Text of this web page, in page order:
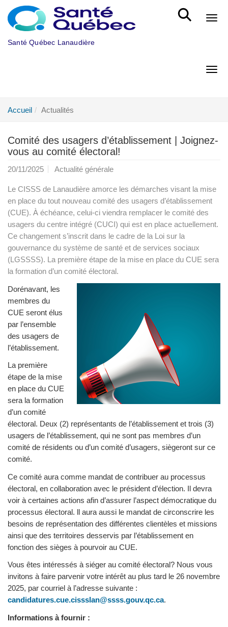
Aller au menu principal
Santé Québec Lanaudière
Accueil Actualités
Comité des usagers d’établissement | Joignez-
vous au comité électoral!
20/11/2025 Actualité générale
Le CISSS de Lanaudière amorce les démarches visant la mise
en place du tout nouveau comité des usagers d’établissement
(CUE). À échéance, celui-ci viendra remplacer le comité des
usagers du centre intégré (CUCI) qui est en place actuellement.
Ce changement s’inscrit dans le cadre de la Loi sur la
gouvernance du système de santé et de services sociaux
(LGSSSS). La première étape de la mise en place du CUE sera
la formation d’un comité électoral.
Dorénavant, les
membres du
CUE seront élus
par l’ensemble
des usagers de
l’établissement.
La première
étape de la mise
en place du CUE
sera la formation
d’un comité
électoral. Deux (2) représentants de l’établissement et trois (3)
usagers de l’établissement, qui ne sont pas membres d’un
comité de résidents ou d’un comité d’usagers, siègeront sur ce
comité.
Ce comité aura comme mandat de contribuer au processus
électoral, en collaboration avec le président d’élection. Il devra
voir à certaines actions afin d’assurer l’aspect démocratique du
processus électoral. ll aura aussi le mandat de circonscrire les
besoins de représentation des différentes clientèles et missions
ainsi que des territoires desservis par l’établissement en
fonction des sièges à pourvoir au CUE.
Vous êtes intéressés à siéger au comité électoral? Nous vous
invitons à faire parvenir votre intérêt au plus tard le 26 novembre
2025, par courriel à l’adresse suivante :
candidatures.cue.cissslan@ssss.gouv.qc.ca.
Informations à fournir :